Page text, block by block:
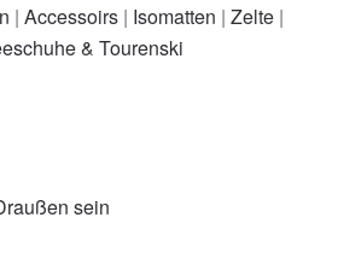
| Accessoirs | Isomatten | Zelte |
& Tourenski
sein